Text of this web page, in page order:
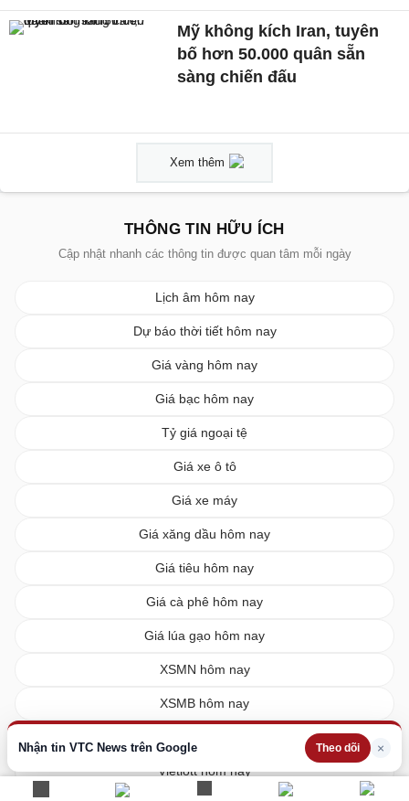
Nhận tin VTC News trên Google Theo dõi ×
Mỹ không kích Iran, tuyên
bố hơn 50.000 quân sẵn
sàng chiến đấu
Xem thêm
THÔNG TIN HỮU ÍCH
Cập nhật nhanh các thông tin được quan tâm mỗi ngày
Lịch âm hôm nay
Dự báo thời tiết hôm nay
Giá vàng hôm nay
Giá bạc hôm nay
Tỷ giá ngoại tệ
Giá xe ô tô
Giá xe máy
Giá xăng dầu hôm nay
Giá tiêu hôm nay
Giá cà phê hôm nay
Giá lúa gạo hôm nay
XSMN hôm nay
XSMB hôm nay
Vietlott hôm nay